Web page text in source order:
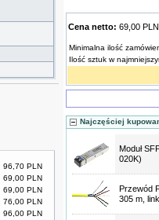
96,70 PLN
69,00 PLN
69,00 PLN
76,00 PLN
96,00 PLN
Cena netto: 69,00 PLN
Minimalna ilość
Ilość sztuk w
Najczęściej
Moduł
020K)
Przewód
305 m,